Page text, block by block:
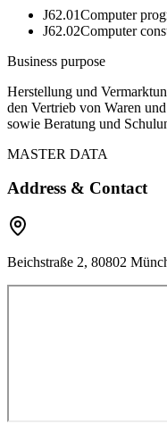
J62.01Computer
J62.02Computer
Business purpose
Herstellung und
den Vertrieb von Waren
sowie Beratung und
MASTER DATA
Address & Contact
Beichstraße 2, 80802